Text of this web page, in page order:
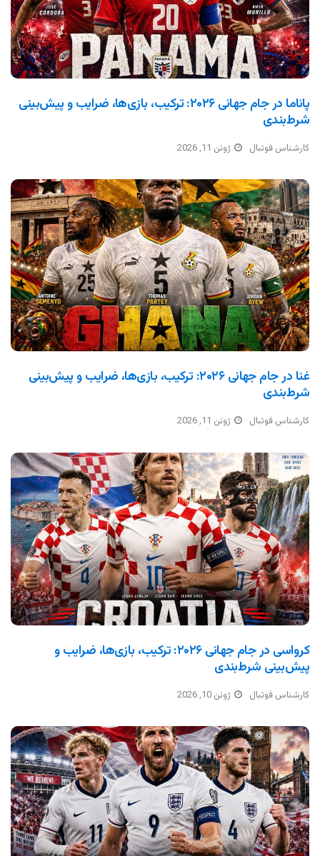
پاناما در جام جهانی ۲۰۲۶: ترکیب، بازی‌ها، ضرایب و پیش‌بینی
شرط‌بندی
کارشناس فوتبال ژوئن 11, 2026
غنا در جام جهانی ۲۰۲۶: ترکیب، بازی‌ها، ضرایب و پیش‌بینی
شرط‌بندی
کارشناس فوتبال ژوئن 11, 2026
کرواسی در جام جهانی ۲۰۲۶: ترکیب، بازی‌ها، ضرایب و
پیش‌بینی شرط‌بندی
کارشناس فوتبال ژوئن 10, 2026